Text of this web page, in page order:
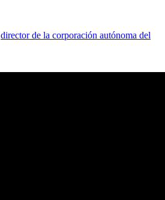
director de la corporación autónoma del